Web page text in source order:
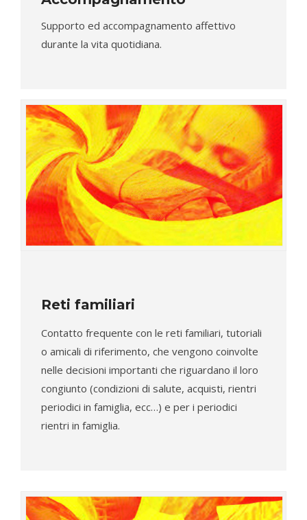
Supporto ed accompagnamento affettivo
durante la vita quotidiana.
Reti familiari
Contatto frequente con le reti familiari, tutoriali
o amicali di riferimento, che vengono coinvolte
nelle decisioni importanti che riguardano il loro
congiunto (condizioni di salute, acquisti, rientri
periodici in famiglia, ecc…) e per i periodici
rientri in famiglia.